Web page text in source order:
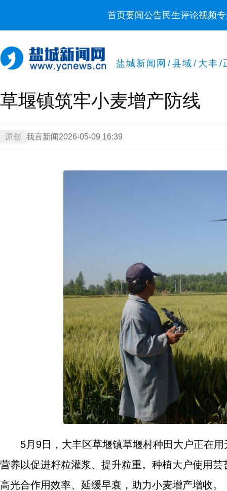
首页要闻公告民生评论视频
盐城新闻网 / 县域 / 大丰 /
草堰镇筑牢小麦增产防线
原创 我言新闻 2026-05-09 16:39
5月9日，大丰区草堰镇草堰村种田大户正在
营养以促进籽粒灌浆、提升粒重。种植大户使用
高光合作用效率、延缓早衰，助力小麦增产增收。